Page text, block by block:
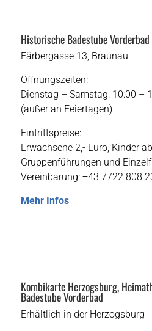
Historische Badestube Vorderbad
Färbergasse 13, Braunau
Öffnungszeiten:
Dienstag – Samstag: 10:00 –
(außer an Feiertagen)
Eintrittspreise:
Erwachsene 2,- Euro, Kinder
Gruppenführungen und
Vereinbarung: +43 7722 808
Mehr Infos
Kombikarte Herzogsburg,
Badestube Vorderbad
Erhältlich in der Herzogsburg